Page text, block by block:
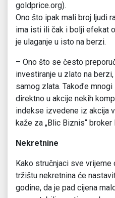
goldprice.org).
Ono što ipak mali broj ljudi
ima isti ili čak i bolji efekat
je ulaganje u isto na berzi.
– Ono što se često
investiranje u zlato na
samog zlata. Takođe
direktno u akcije nekih
indekse izvedene iz akcija
kaže za „Blic Biznis“
Nekretnine
Kako stručnjaci sve vrijeme
tržištu nekretnina će
godine, da je pad cijena